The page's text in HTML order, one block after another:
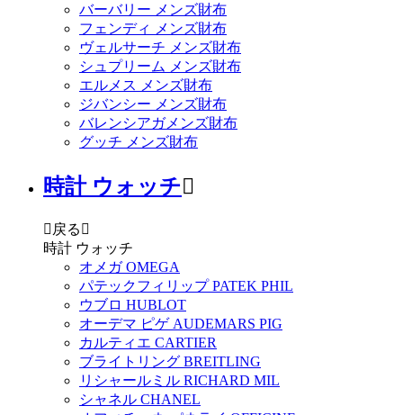
バーバリー メンズ財布
フェンディ メンズ財布
ヴェルサーチ メンズ財布
シュプリーム メンズ財布
エルメス メンズ財布
ジバンシー メンズ財布
バレンシアガメンズ財布
グッチ メンズ財布
時計 ウォッチ
 戻る 
時計 ウォッチ
オメガ OMEGA
パテックフィリップ PATEK PHIL
ウブロ HUBLOT
オーデマ ピゲ AUDEMARS PIG
カルティエ CARTIER
ブライトリング BREITLING
リシャールミル RICHARD MIL
シャネル CHANEL